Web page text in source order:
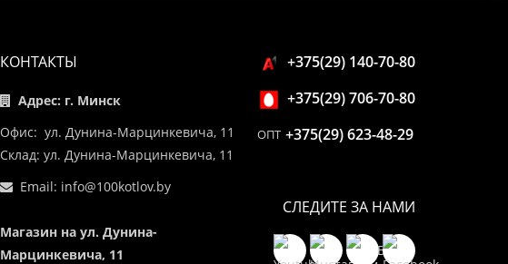
КОНТАКТЫ
Адрес: г. Минск
Офис: ул. Дунина-Марцинкевича, 11
Склад: ул. Дунина-Марцинкевича, 11
Email: info@100kotlov.by
Магазин на ул. Дунина-
Марцинкевича, 11
+375(29) 140-70-80
+375(29) 706-70-80
ОПТ +375(29) 623-48-29
СЛЕДИТЕ ЗА НАМИ